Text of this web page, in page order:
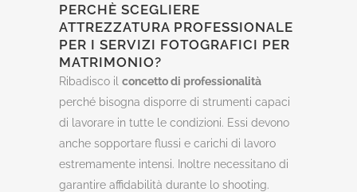
PERCHÈ SCEGLIERE
ATTREZZATURA PROFESSIONALE
PER I SERVIZI FOTOGRAFICI PER
MATRIMONIO?
Ribadisco il concetto di professionalità
perché bisogna disporre di strumenti capaci
di lavorare in tutte le condizioni. Essi devono
anche sopportare flussi e carichi di lavoro
estremamente intensi. Inoltre necessitano di
garantire affidabilità durante lo shooting.